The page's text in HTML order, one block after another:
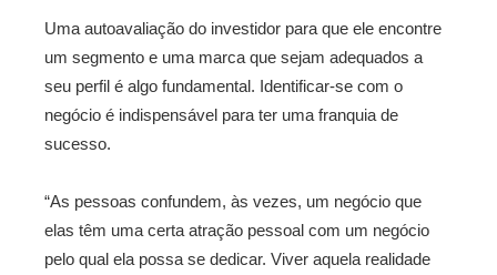
Uma autoavaliação do investidor para que ele encontre
um segmento e uma marca que sejam adequados a
seu perfil é algo fundamental. Identificar-se com o
negócio é indispensável para ter uma franquia de
sucesso.
“As pessoas confundem, às vezes, um negócio que
elas têm uma certa atração pessoal com um negócio
pelo qual ela possa se dedicar. Viver aquela realidade